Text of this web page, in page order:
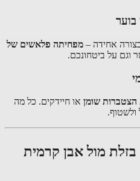
אחידה – מפחיתה פלאשים של
על ביטחונכם.
הצטברות שומן או חיידקים. כל מה
מול אבן קרמית